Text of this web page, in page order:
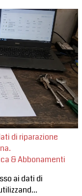
di riparazione
& Abbonamenti
ai dati di